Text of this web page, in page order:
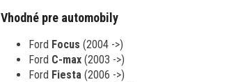
Vhodné pre automobily
Ford Focus (2004 ->)
Ford C-max (2003 ->)
Ford Fiesta (2006 ->)